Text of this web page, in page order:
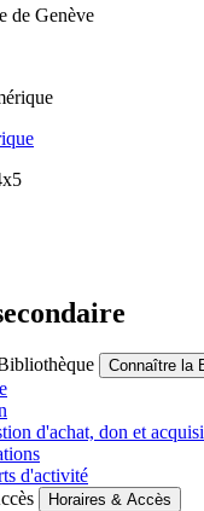
Connaître la
d'achat, don et
d'activité
Horaires & Accès